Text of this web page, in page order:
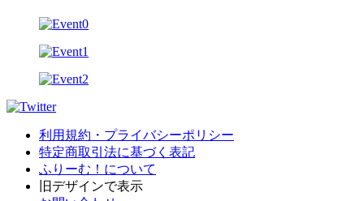
利用規約・プライバシーポリシー
特定商取引法に基づく表記
ふりーむ！について
旧デザインで表示